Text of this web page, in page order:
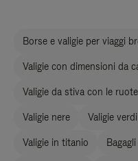
Borse e valigie per viaggi
Valigie con dimensioni da
Valigie da stiva con le ruote
Valigie nere Valigie verdi
Valigie in titanio